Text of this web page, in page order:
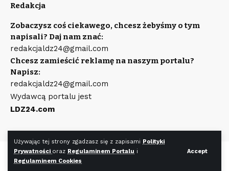
Używając tej strony zgadzasz się z zapisami Polityki
Prywatności oraz Regulaminem Portalu i
Regulaminem Cookies
Accept
Redakcja
Zobaczysz coś ciekawego, chcesz żebyśmy o tym
napisali? Daj nam znać:
redakcjaldz24@gmail.com
Chcesz zamieścić reklamę na naszym portalu?
Napisz:
redakcjaldz24@gmail.com
Wydawcą portalu jest
LDZ24.com
©LDZ24.com Wszystkie prawa zastrzeżone. Wykonanie strony